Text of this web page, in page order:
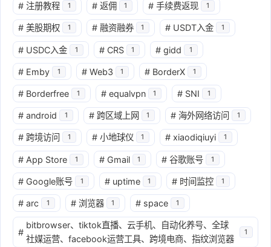
# 注册教程 1 # 返佣 1 # 手续费返现 1
# 美股期权 1 # 融资融券 1 # USDT入金 1
# USDC入金 1 # CRS 1 # gidd 1
# Emby 1 # Web3 1 # BorderX 1
# Borderfree 1 # equalvpn 1 # SNI 1
# android 1 # 跨区域上网 1 # 海外网络访问 1
# 跨境访问 1 # 小地球仪 1 # xiaodiqiuyi 1
# App Store 1 # Gmail 1 # 谷歌账号 1
# Google账号 1 # uptime 1 # 时间监控 1
# arc 1 # 浏览器 1 # space 1
#
bitbrowser、tiktok直播、云手机、自动化养号、全球
社媒运营、facebook运营工具、跨境电商、指纹浏览器
1